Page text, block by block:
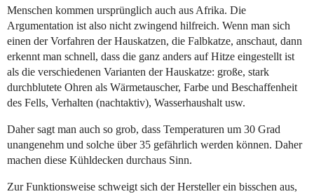
Menschen kommen ursprünglich auch aus Afrika. Die
Argumentation ist also nicht zwingend hilfreich. Wenn man sich
einen der Vorfahren der Hauskatzen, die Falbkatze, anschaut, dann
erkennt man schnell, dass die ganz anders auf Hitze eingestellt ist
als die verschiedenen Varianten der Hauskatze: große, stark
durchblutete Ohren als Wärmetauscher, Farbe und Beschaffenheit
des Fells, Verhalten (nachtaktiv), Wasserhaushalt usw.
Daher sagt man auch so grob, dass Temperaturen um 30 Grad
unangenehm und solche über 35 gefährlich werden können. Daher
machen diese Kühldecken durchaus Sinn.
Zur Funktionsweise schweigt sich der Hersteller ein bisschen aus,